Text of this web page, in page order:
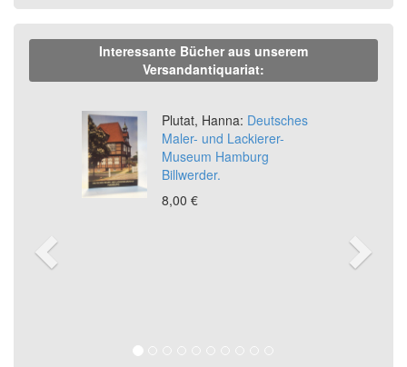
Interessante Bücher aus unserem
Versandantiquariat:
Plutat, Hanna: Deutsches
Maler- und Lackierer-
Museum Hamburg
Billwerder.
8,00 €
Previous